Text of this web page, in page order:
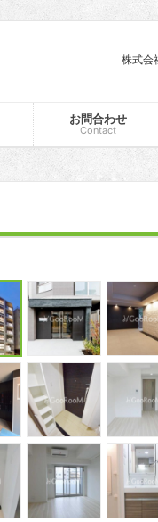
株式会
お問合わせ
Contact